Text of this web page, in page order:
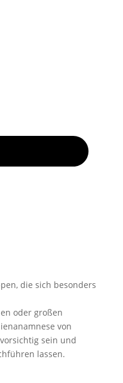
die sich besonders
oder großen
von
sein und
lassen.